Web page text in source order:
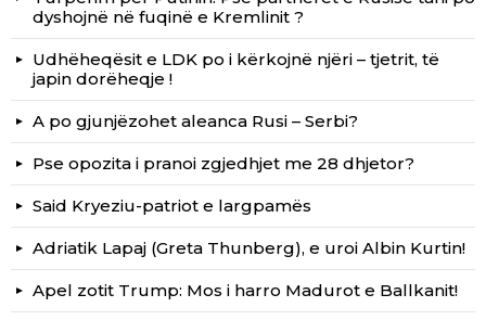
dyshojnë në fuqinë e Kremlinit ?
Udhëheqësit e LDK po i kërkojnë njëri – tjetrit, të
japin dorëheqje !
A po gjunjëzohet aleanca Rusi – Serbi?
Pse opozita i pranoi zgjedhjet me 28 dhjetor?
Said Kryeziu-patriot e largpamës
Adriatik Lapaj (Greta Thunberg), e uroi Albin Kurtin!
Apel zotit Trump: Mos i harro Madurot e Ballkanit!